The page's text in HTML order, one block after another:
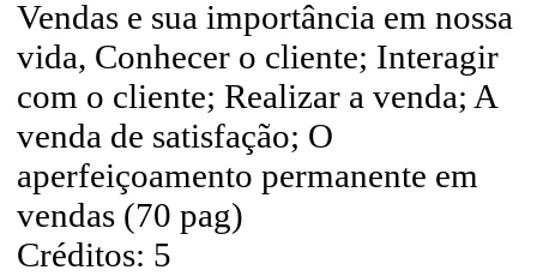
Vendas e sua importância em nossa
vida, Conhecer o cliente; Interagir
com o cliente; Realizar a venda; A
venda de satisfação; O
aperfeiçoamento permanente em
vendas (70 pag)
Créditos: 5